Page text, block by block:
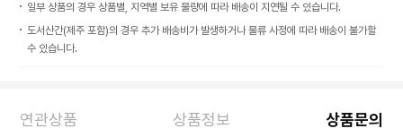
일부 상품의 경우 상품별, 지역별 보유 물량에 따라 배송이 지연될 수 있습니다.
도서산간(제주 포함)의 경우 추가 배송비가 발생하거나 물류 사정에 따라 배송이 불가할
수 있습니다.
연관상품 상품정보 상품문의